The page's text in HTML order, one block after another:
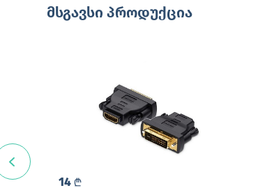
მსგავსი პროდუქცია
14 L